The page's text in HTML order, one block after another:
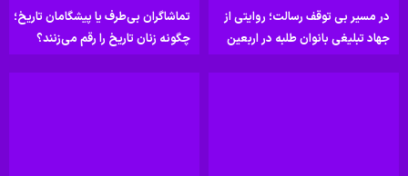
در مسیر بی توقف رسالت؛ روایتی از
جهاد تبلیغی بانوان طلبه در اربعین
تماشاگران بی‌طرف یا پیشگامان تاریخ؛
چگونه زنان تاریخ را رقم می‌زنند؟